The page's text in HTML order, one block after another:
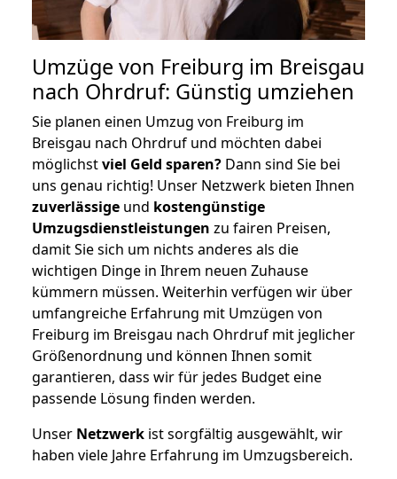
Umzüge von Freiburg im Breisgau
nach Ohrdruf: Günstig umziehen
Sie planen einen Umzug von Freiburg im
Breisgau nach Ohrdruf und möchten dabei
möglichstviel Geld sparen? Dann sind Sie bei
uns genau richtig! Unser Netzwerk bieten Ihnen
zuverlässige und kostengünstige
Umzugsdienstleistungen zu fairen Preisen,
damit Sie sich um nichts anderes als die
wichtigen Dinge in Ihrem neuen Zuhause
kümmern müssen. Weiterhin verfügen wir über
umfangreiche Erfahrung mit Umzügen von
Freiburg im Breisgau nach Ohrdruf mit jeglicher
Größenordnung und können Ihnen somit
garantieren, dass wir für jedes Budget eine
passende Lösung finden werden.
Unser Netzwerk ist sorgfältig ausgewählt, wir
haben viele Jahre Erfahrung im Umzugsbereich.